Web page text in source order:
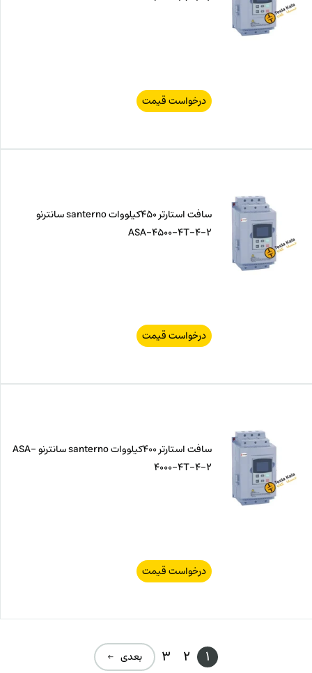
درخواست قیمت
سافت استارتر 450کیلووات santerno سانترنو
ASA-4500-4T-4-2
درخواست قیمت
سافت استارتر 400کیلووات santerno سانترنو ASA-
4000-4T-4-2
درخواست قیمت
1
2
3 بعدی ←